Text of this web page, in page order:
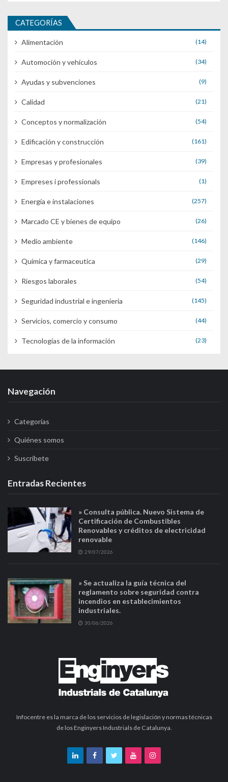
CATEGORÍAS
Alimentación (14)
Automoción y vehículos (34)
Ayudas y subvenciones (9)
Calidad (21)
Conceptos y normalización (54)
Edificación y construcción (161)
Empresas y profesionales (39)
Empreses i professionals (1)
Energía e instalaciones (257)
Marcado CE y bienes de equipo (26)
Medio ambiente (146)
Química y farmaceutica (29)
Riesgos laborales (54)
Seguridad industrial e ingenieria (145)
Servicios, comercio y consumo (44)
Tecnologías de la información (23)
Navegación
Categorías
Quiénes somos
Suscríbete
Entradas Recientes
» Consulta pública. Nuevo Sistema de
Certificación de Combustibles
Renovables y créditos de electricidad
renovable
29/07/2026
» Se actualiza la guía técnica del
reglamento sobre seguridad contra
incendios en establecimientos
industriales.
30/06/2026
Infocentre es la marca de los servicios de legislación y normas técnicas
de los Enginyers Industrials de Catalunya.